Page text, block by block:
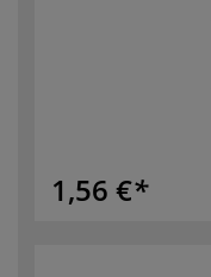
1,56 €